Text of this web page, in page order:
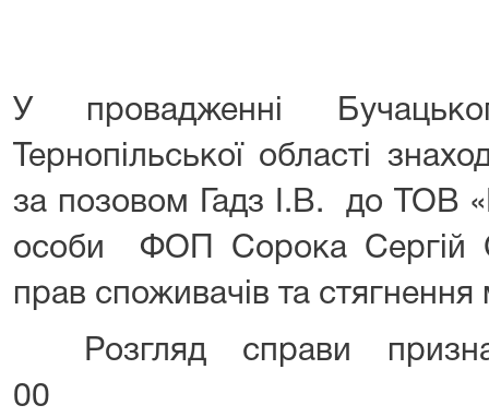
У провадженні
Тернопільської області
за позовом Гадз І.В. до ТОВ
особи ФОП Сорока Сергій
прав споживачів та
Розгляд справи